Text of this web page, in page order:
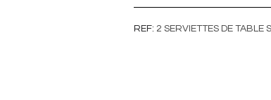
REF 2 SERVIETTES DE TABLE